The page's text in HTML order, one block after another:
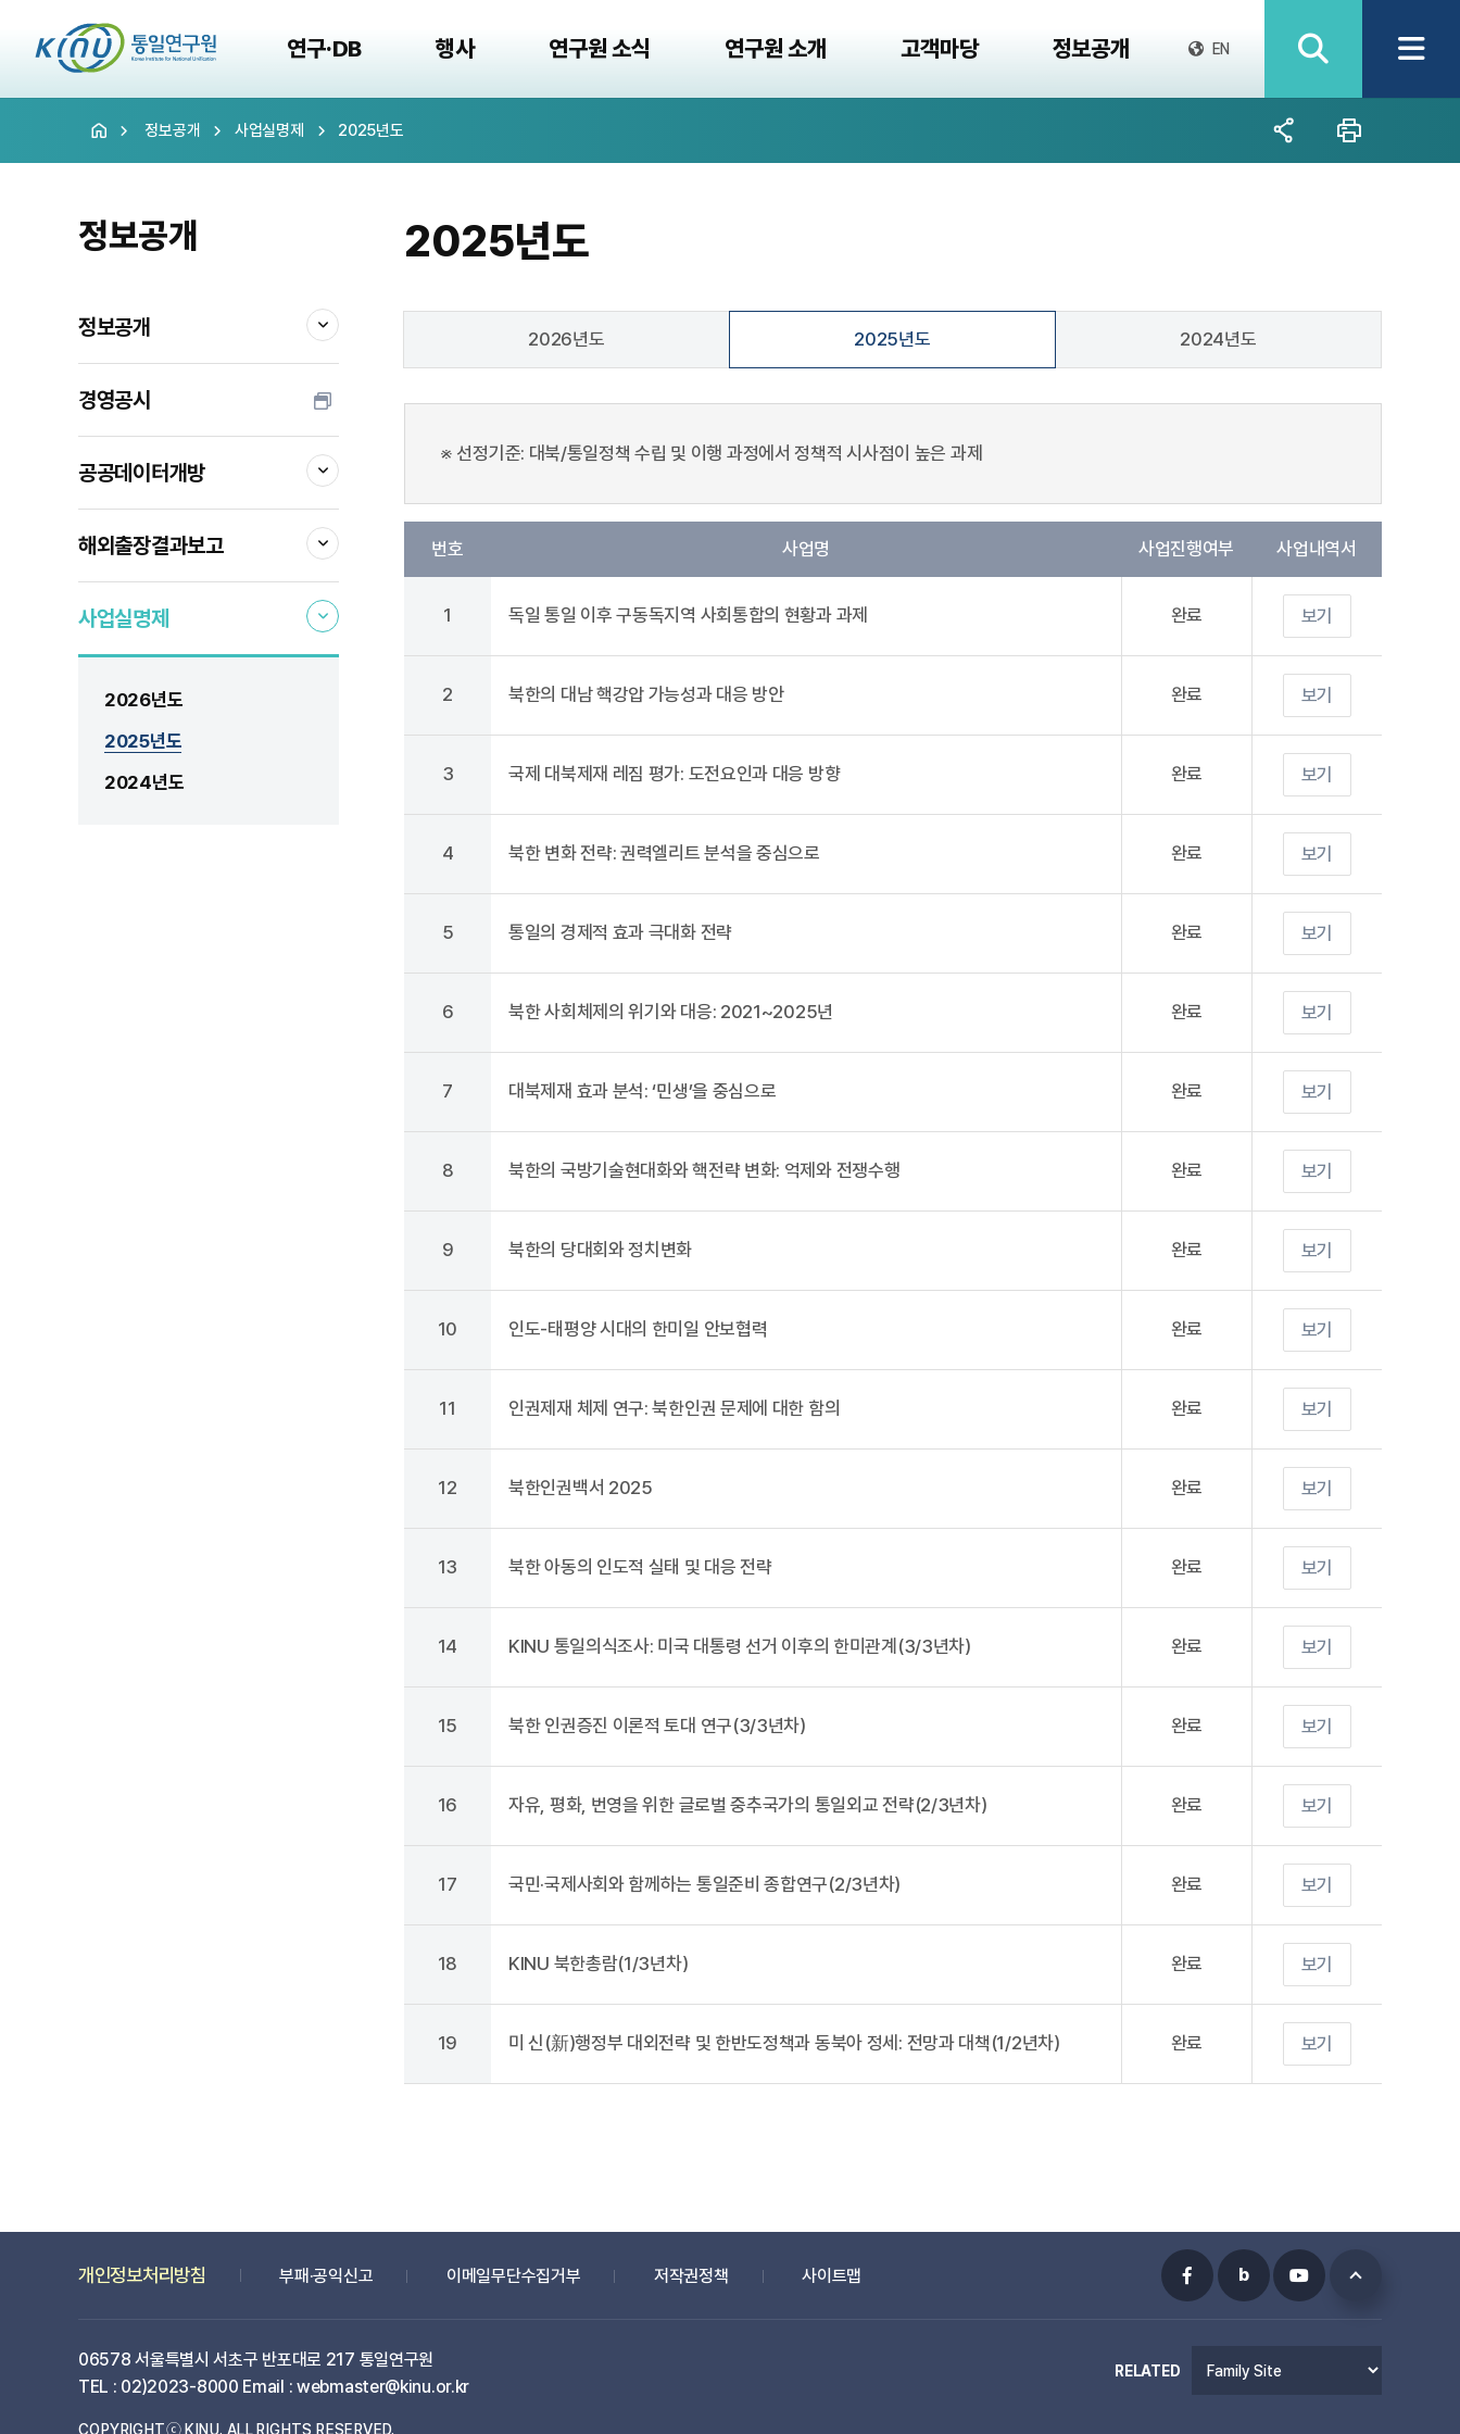
연구·DB 행사 연구원 소식 연구원 소개 고객마당 정보공개 EN
정보공개 사업실명제 2025년도
정보공개
정보공개
경영공시
공공데이터개방
해외출장결과보고
사업실명제
2026년도
2025년도
2024년도
2025년도
2026년도 2025년도 2024년도
※ 선정기준: 대북/통일정책 수립 및 이행 과정에서 정책적 시사점이 높은 과제
번호 사업명 사업진행여부 사업내역서
1 독일 통일 이후 구동독지역 사회통합의 현황과 과제 완료 보기
2 북한의 대남 핵강압 가능성과 대응 방안 완료 보기
3 국제 대북제재 레짐 평가: 도전요인과 대응 방향 완료 보기
4 북한 변화 전략: 권력엘리트 분석을 중심으로 완료 보기
5 통일의 경제적 효과 극대화 전략 완료 보기
6 북한 사회체제의 위기와 대응: 2021~2025년 완료 보기
7 대북제재 효과 분석: ‘민생’을 중심으로 완료 보기
8 북한의 국방기술현대화와 핵전략 변화: 억제와 전쟁수행 완료 보기
9 북한의 당대회와 정치변화 완료 보기
10 인도-태평양 시대의 한미일 안보협력 완료 보기
11 인권제재 체제 연구: 북한인권 문제에 대한 함의 완료 보기
12 북한인권백서 2025 완료 보기
13 북한 아동의 인도적 실태 및 대응 전략 완료 보기
14 KINU 통일의식조사: 미국 대통령 선거 이후의 한미관계(3/3년차) 완료 보기
15 북한 인권증진 이론적 토대 연구(3/3년차) 완료 보기
16 자유, 평화, 번영을 위한 글로벌 중추국가의 통일외교 전략(2/3년차) 완료 보기
17 국민·국제사회와 함께하는 통일준비 종합연구(2/3년차) 완료 보기
18 KINU 북한총람(1/3년차) 완료 보기
19 미 신(新)행정부 대외전략 및 한반도정책과 동북아 정세: 전망과 대책(1/2년차) 완료 보기
개인정보처리방침 부패·공익신고 이메일무단수집거부 저작권정책 사이트맵
06578 서울특별시 서초구 반포대로 217 통일연구원
TEL : 02)2023-8000 Email : webmaster@kinu.or.kr
COPYRIGHTⓒ KINU. ALL RIGHTS RESERVED.